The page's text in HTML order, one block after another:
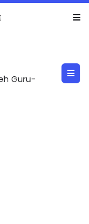
Guru-